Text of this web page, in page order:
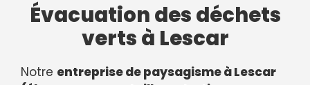
Évacuation des déchets
verts à Lescar
Notre entreprise de paysagisme à Lescar